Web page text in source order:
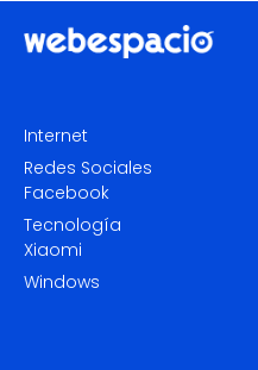
Internet
Redes Sociales
Facebook
Tecnología
Xiaomi
Windows